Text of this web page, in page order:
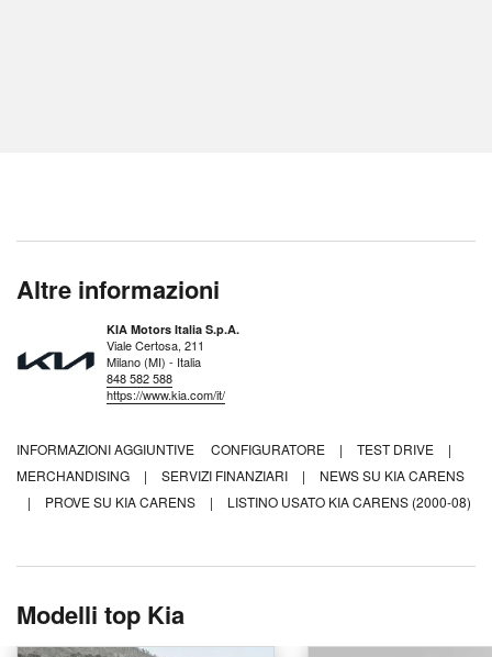
Altre informazioni
KIA Motors Italia S.p.A.
Viale Certosa, 211
Milano (MI) - Italia
848 582 588
https://www.kia.com/it/
INFORMAZIONI AGGIUNTIVE CONFIGURATORE | TEST DRIVE
|
MERCHANDISING
| SERVIZI FINANZIARI |
NEWS SU KIA CARENS
|
PROVE SU KIA CARENS | LISTINO USATO KIA CARENS (2000-08)
Modelli top Kia